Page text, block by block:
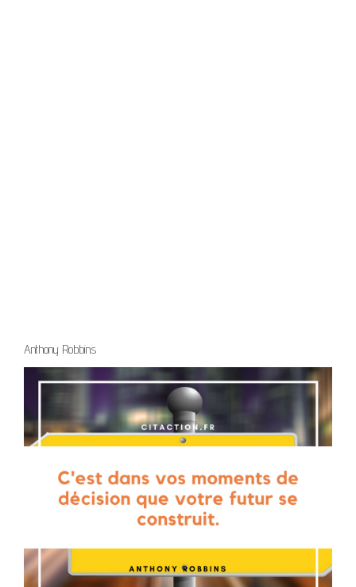
Anthony Robbins